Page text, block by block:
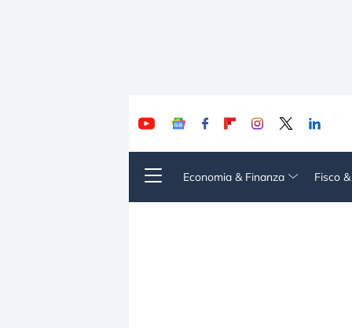
Economia & Finanza Fisco